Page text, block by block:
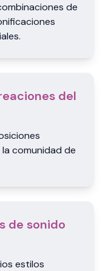
de
del
comunidad de
de sonido
estilos